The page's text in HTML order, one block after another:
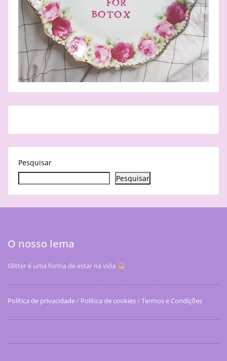
Pesquisar
Pesquisar
O nosso lema
Glitter é uma forma de estar na vida
Política de privacidade/ Política de cookies/Termos e Condições